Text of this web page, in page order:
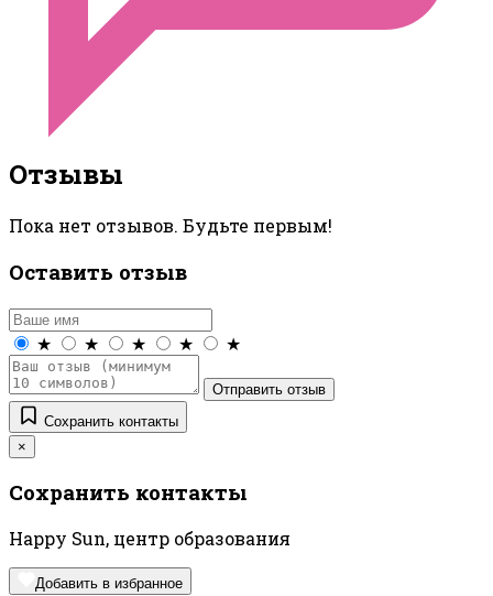
Отзывы
Пока нет отзывов. Будьте первым!
Оставить отзыв
★ ★ ★ ★ ★
Отправить отзыв
Сохранить контакты
×
Сохранить контакты
Happy Sun, центр образования
Добавить в избранное